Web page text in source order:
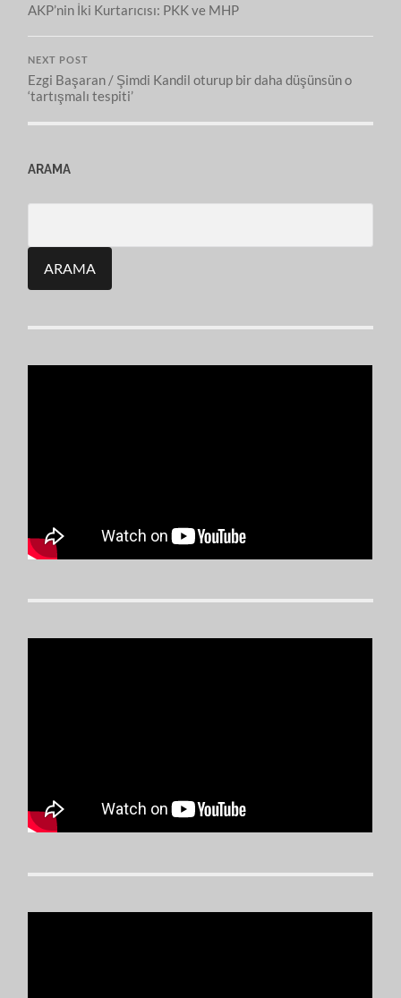
AKP’nin İki Kurtarıcısı: PKK ve MHP
NEXT POST
Ezgi Başaran / Şimdi Kandil oturup bir daha düşünsün o
‘tartışmalı tespiti’
ARAMA